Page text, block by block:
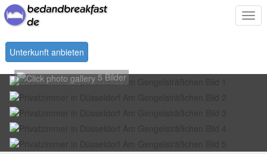
Unterkunft anbieten
5 Bilder